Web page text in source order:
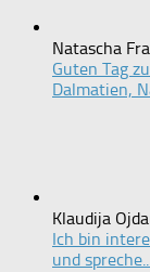
Natascha
Guten Tag
Dalmatien,
Klaudija
Ich bin
und